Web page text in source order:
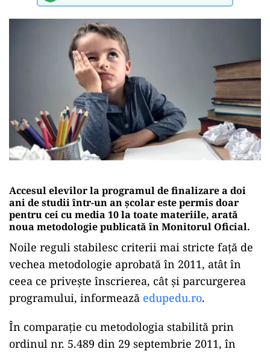
Accesul elevilor la programul de finalizare a doi
ani de studii într-un an școlar este permis doar
pentru cei cu media 10 la toate materiile, arată
noua metodologie publicată în Monitorul Oficial.
Noile reguli stabilesc criterii mai stricte față de
vechea metodologie aprobată în 2011, atât în
ceea ce privește înscrierea, cât și parcurgerea
programului, informează edupedu.ro.
În comparație cu metodologia stabilită prin
ordinul nr. 5.489 din 29 septembrie 2011, în